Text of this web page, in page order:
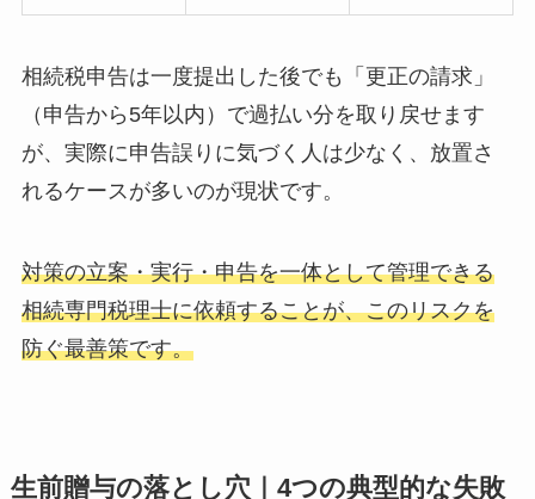
相続税申告は一度提出した後でも「更正の請求」
（申告から5年以内）で過払い分を取り戻せます
が、実際に申告誤りに気づく人は少なく、放置さ
れるケースが多いのが現状です。
対策の立案・実行・申告を一体として管理できる
相続専門税理士に依頼することが、このリスクを
防ぐ最善策です。
生前贈与の落とし穴｜4つの典型的な失敗